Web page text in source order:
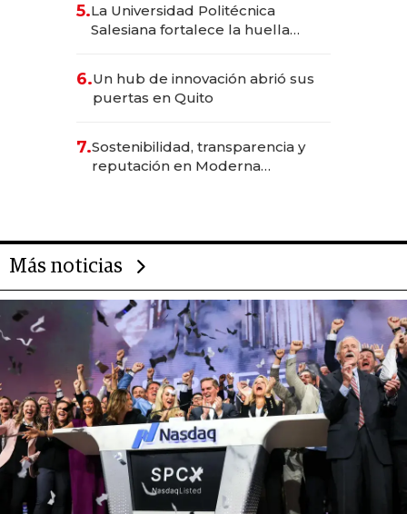
5.La Universidad Politécnica
Salesiana fortalece la huella
6.Un hub de innovación abrió sus
puertas en Quito
7.Sostenibilidad, transparencia y
reputación en Moderna
Más noticias